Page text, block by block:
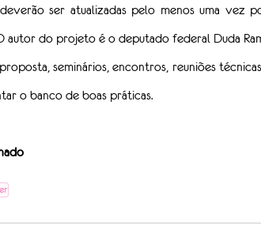
ser atualizadas pelo menos uma vez
autor do projeto é o deputado federal Duda
seminários, encontros, reuniões
o banco de boas práticas.